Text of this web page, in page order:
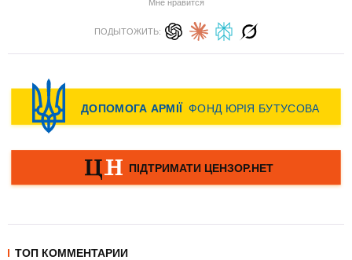
Мне нравится
ПОДЫТОЖИТЬ:
ТОП КОММЕНТАРИИ